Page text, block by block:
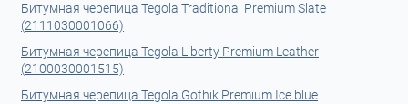
Битумная черепица Tegola Traditional Premium Slate
(2111030001066)
Битумная черепица Tegola Liberty Premium Leather
(2100030001515)
Битумная черепица Tegola Gothik Premium Ice blue